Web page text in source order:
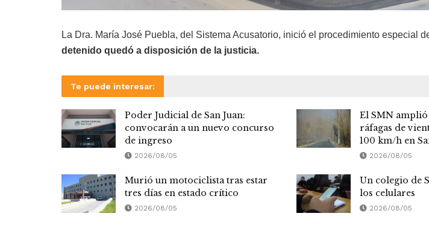
La Dra. María José Puebla, del Sistema Acusatorio, inició el procedimiento especial
detenido quedó a disposición de la justicia.
Te puede interesar:
Poder Judicial de San Juan:
convocarán a un nuevo concurso
de ingreso
2026/08/05
El SMN
ráfagas de
100 km/h en
2026/08/05
Murió un motociclista tras estar
tres días en estado crítico
2026/08/05
Un colegio de
los celulares
2026/08/05